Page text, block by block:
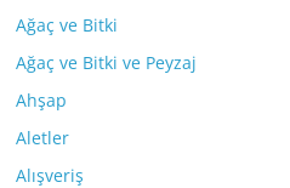
Ağaç ve Bitki
Ağaç ve Bitki ve Peyzaj
Ahşap
Aletler
Alışveriş